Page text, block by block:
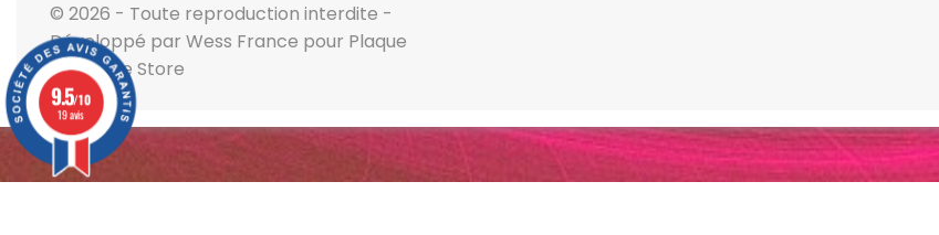
© 2026 - Toute reproduction interdite -
Développé par Wess France pour Plaque
Funéraire Store
9.5/10
19 avis